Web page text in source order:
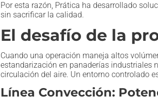
Por esta razón, Prática ha desarrollado
sin sacrificar la calidad.
El desafío de la
Cuando una operación maneja altos
estandarización en panaderías industriales
circulación del aire. Un entorno controlado
Línea Convección: